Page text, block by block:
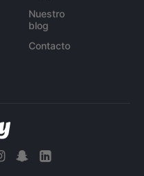
Nuestro
blog
Contacto